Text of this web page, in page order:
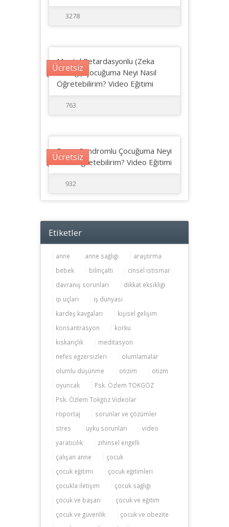
3278
Ücretsiz
Mental Retardasyonlu (Zeka
Geriliği) Çocuğuma Neyi Nasıl
Öğretebilirim? Video Eğitimi
763
Ücretsiz
Down Sendromlu Çocuğuma Neyi
Nasıl Öğretebilirim? Video Eğitimi
932
Etiketler
anne anne sağlığı
araştırma
bebek
bilinçaltı
cinsel istismar
davranış sorunları
dikkat eksikliği
ip uçları
iş dünyası
kardeş kavgaları
kişisel gelişim
konsantrasyon
korku
kıskançlık
meditasyon
nefes egzersizleri
olumlamalar
olumlu düşünme
otizim
otizm
oyuncak
Psk. Özlem TOKGÖZ
Psk. Özlem Tokgöz Videolar
röportaj
sorunlar ve çözümler
stres
uyku sorunları
video
yaratıcılık
zihinsel engelli
çalışan anne
çocuk
çocuk eğitimi
çocuk eğitimleri
çocukla iletişim
çocuk sağlığı
çocuk ve başarı
çocuk ve eğitim
çocuk ve güvenlik
çocuk ve obezite